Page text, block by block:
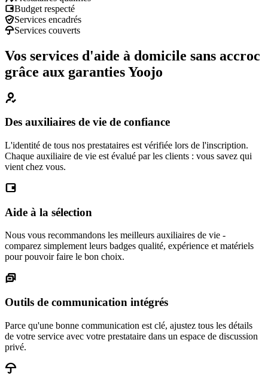
Budget respecté
Services encadrés
Services couverts
Vos services d'aide à domicile sans accroc
grâce aux garanties Yoojo
Des auxiliaires de vie de confiance
L'identité de tous nos prestataires est vérifiée lors de l'inscription.
Chaque auxiliaire de vie est évalué par les clients : vous savez qui
vient chez vous.
Aide à la sélection
Nous vous recommandons les meilleurs auxiliaires de vie -
comparez simplement leurs badges qualité, expérience et matériels
pour pouvoir faire le bon choix.
Outils de communication intégrés
Parce qu'une bonne communication est clé, ajustez tous les détails
de votre service avec votre prestataire dans un espace de discussion
privé.